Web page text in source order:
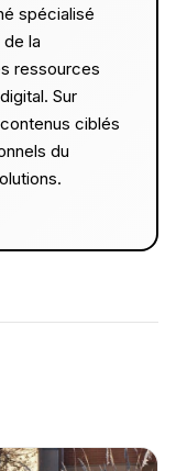
spécialisé
la
ressources
Sur
ciblés
du